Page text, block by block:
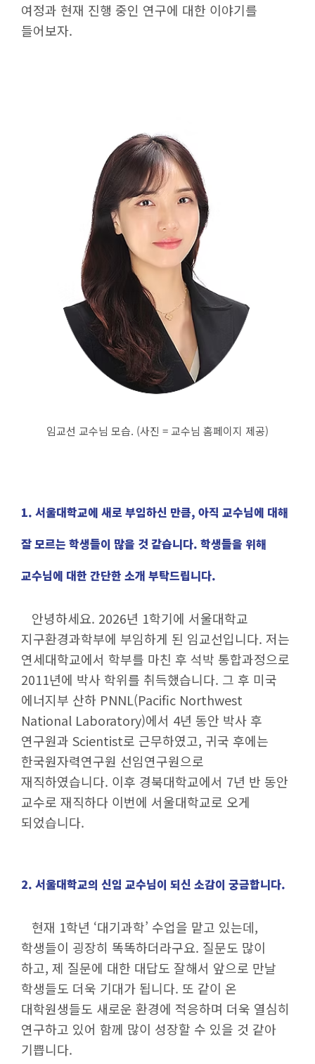
여정과 현재 진행 중인 연구에 대한 이야기를
들어보자.
임교선 교수님 모습. (사진 = 교수님 홈페이지 제공)
1. 서울대학교에 새로 부임하신 만큼, 아직 교수님에 대해
잘 모르는 학생들이 많을 것 같습니다. 학생들을 위해
교수님에 대한 간단한 소개 부탁드립니다.
안녕하세요. 2026년 1학기에 서울대학교
지구환경과학부에 부임하게 된 임교선입니다. 저는
연세대학교에서 학부를 마친 후 석박 통합과정으로
2011년에 박사 학위를 취득했습니다. 그 후 미국
에너지부 산하 PNNL(Pacific Northwest
National Laboratory)에서 4년 동안 박사 후
연구원과 Scientist로 근무하였고, 귀국 후에는
한국원자력연구원 선임연구원으로
재직하였습니다. 이후 경북대학교에서 7년 반 동안
교수로 재직하다 이번에 서울대학교로 오게
되었습니다.
2. 서울대학교의 신임 교수님이 되신 소감이 궁금합니다.
현재 1학년 ‘대기과학’ 수업을 맡고 있는데,
학생들이 굉장히 똑똑하더라구요. 질문도 많이
하고, 제 질문에 대한 대답도 잘해서 앞으로 만날
학생들도 더욱 기대가 됩니다. 또 같이 온
대학원생들도 새로운 환경에 적응하며 더욱 열심히
연구하고 있어 함께 많이 성장할 수 있을 것 같아
기쁩니다.
글로벌프로그램
최고위과정
대학주관연구소
연구지원
연구행정소개
자연과학대학 지원사업
본부(연구처) 지원사업
국가R&D통합공고(NTIS)
학사안내
학부생 연구인턴십
학생서비스
고충상담
대학시설
학생활동
학생회
GLEAP
자:몽
동아리
학생활동지원
나눔+기부
시민과학센터
SNU 자연과학캠프
자연대학생회 여름과학봉사
GLEAP 과학콘서트
천문대 공개행사
나눔프로그램 참여 신청
자연대 발전기금
발전기금 홈
모금캠페인
참여안내